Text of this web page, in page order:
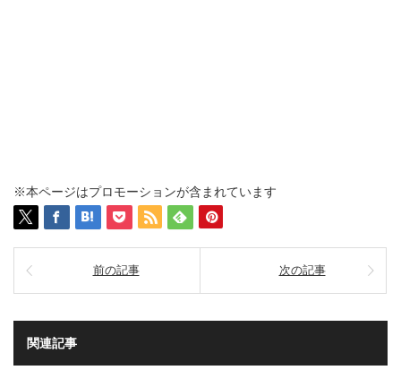
※本ページはプロモーションが含まれています
前の記事 次の記事
関連記事